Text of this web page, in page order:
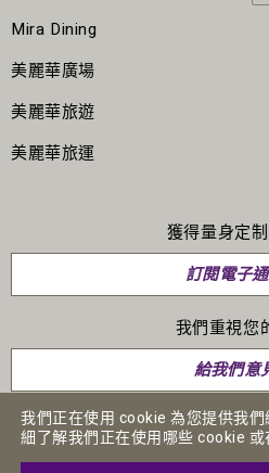
Mira Dining
美麗華廣場
美麗華旅遊
美麗華旅運
獲得量身定
訂閱電子
我們重視您
給我們意
人才招聘 媒體中心 私隱政策聲
我們正在使用 cookie 為您提供我
細了解我們正在使用哪些 cookie 或